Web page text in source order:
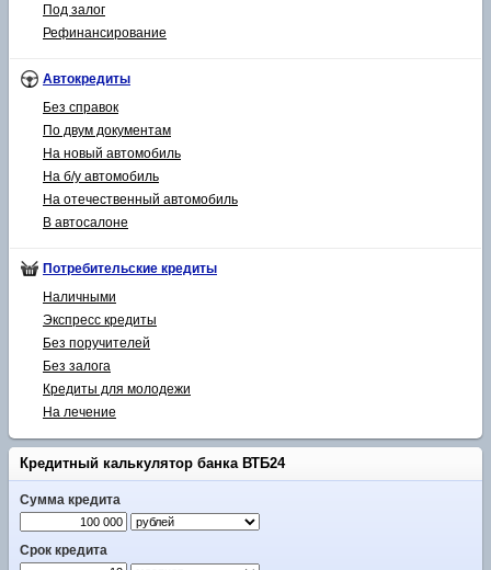
Под залог
Рефинансирование
Автокредиты
Без справок
По двум документам
На новый автомобиль
На б/у автомобиль
На отечественный автомобиль
В автосалоне
Потребительские кредиты
Наличными
Экспресс кредиты
Без поручителей
Без залога
Кредиты для молодежи
На лечение
Кредитный калькулятор банка ВТБ24
Сумма кредита
Срок кредита